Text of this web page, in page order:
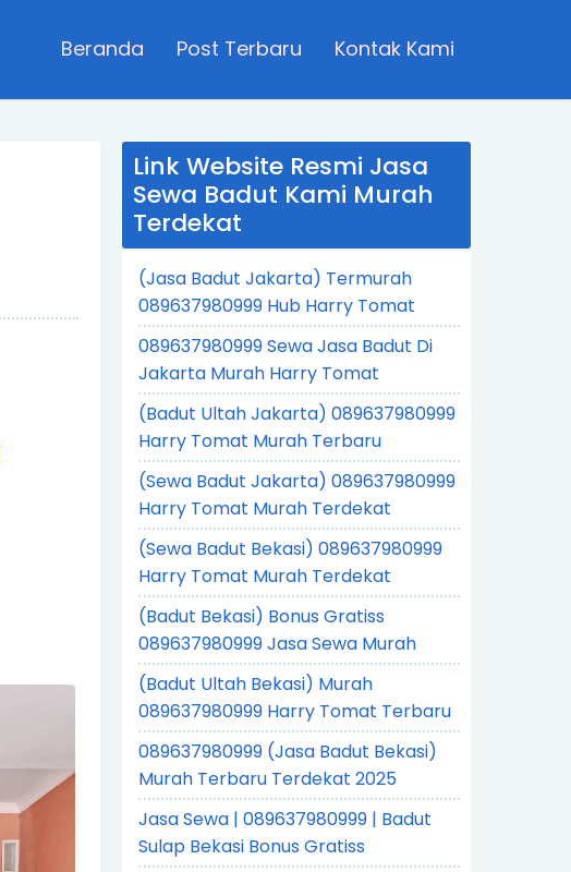
Beranda Post Terbaru Kontak Kami
Link Website Resmi Jasa
Sewa Badut Kami Murah
Terdekat
(Jasa Badut Jakarta) Termurah
089637980999 Hub Harry Tomat
089637980999 Sewa Jasa Badut Di
Jakarta Murah Harry Tomat
(Badut Ultah Jakarta) 089637980999
Harry Tomat Murah Terbaru
(Sewa Badut Jakarta) 089637980999
Harry Tomat Murah Terdekat
(Sewa Badut Bekasi) 089637980999
Harry Tomat Murah Terdekat
(Badut Bekasi) Bonus Gratiss
089637980999 Jasa Sewa Murah
(Badut Ultah Bekasi) Murah
089637980999 Harry Tomat Terbaru
089637980999 (Jasa Badut Bekasi)
Murah Terbaru Terdekat 2025
Jasa Sewa | 089637980999 | Badut
Sulap Bekasi Bonus Gratiss